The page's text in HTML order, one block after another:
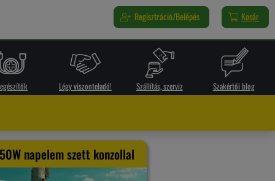
Kosár
Regisztráció/Belépés
Légy viszonteladó! Szállítás, szerviz Szakértői blog
50W napelem szett konzollal